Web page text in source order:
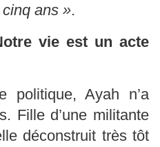
ans ».
vie est un acte
politique, Ayah n’a
Fille d’une militante
déconstruit très tôt